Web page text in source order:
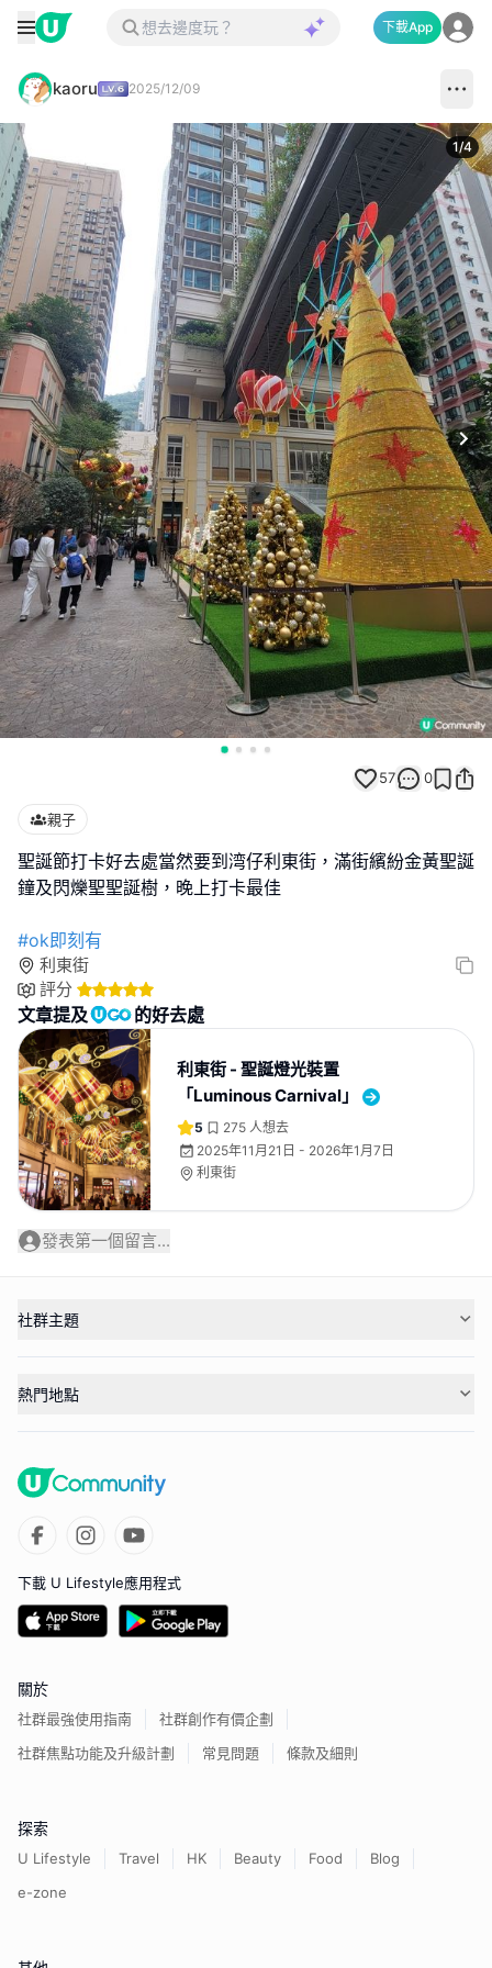
下載App
kaoru 2025/12/09
1/4
57 0
親子
聖誕節打卡好去處當然要到湾仔利東街，滿街繽紛金黃聖誕
鐘及閃爍聖聖誕樹，晚上打卡最佳
#ok即刻有
利東街
評分
文章提及 的好去處
利東街 - 聖誕燈光裝置
「Luminous Carnival」
5 275 人想去
2025年11月21日 - 2026年1月7日
利東街
發表第一個留言...
社群主題
熱門地點
下載 U Lifestyle應用程式
關於
社群最強使用指南
社群創作有價企劃
社群焦點功能及升級計劃
常見問題 條款及細則
探索
U Lifestyle Travel HK Beauty Food
Blog
e-zone